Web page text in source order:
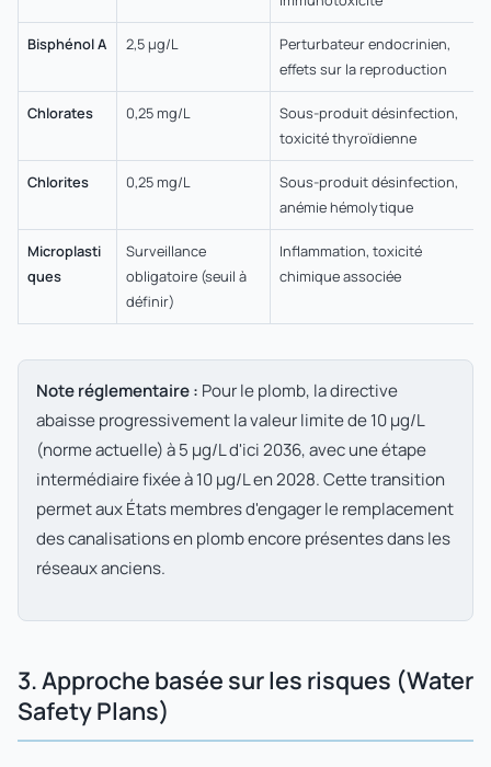
Bisphénol A 2,5 µg/L
Perturbateur endocrinien,
effets sur la reproduction
Chlorates 0,25 mg/L
Sous-produit désinfection,
toxicité thyroïdienne
Chlorites 0,25 mg/L
Sous-produit désinfection,
anémie hémolytique
Microplasti
ques
Surveillance
obligatoire (seuil à
définir)
Inflammation, toxicité
chimique associée
Note réglementaire : Pour le plomb, la directive
abaisse progressivement la valeur limite de 10 µg/L
(norme actuelle) à 5 µg/L d'ici 2036, avec une étape
intermédiaire fixée à 10 µg/L en 2028. Cette transition
permet aux États membres d'engager le remplacement
des canalisations en plomb encore présentes dans les
réseaux anciens.
3. Approche basée sur les risques (Water
Safety Plans)